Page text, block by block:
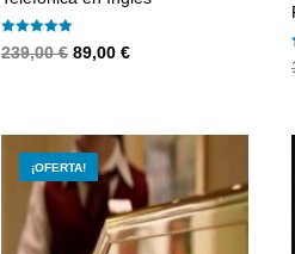
Valorado con
5.00
239,00€ El
239,00 €.
89,00 €El
89,00 €.
¡OFERTA!